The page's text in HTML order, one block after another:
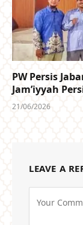
PW Persis
Jam’iyyah
21/06/2026
LEAVE A